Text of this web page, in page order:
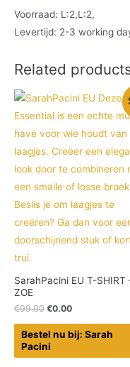
Voorraad: L:2,L:2,
Levertijd: 2-3 working
Related
SarahPacini EU T-SHIRT
ZOE
€99.00 €0.00
Bestel nu bij: Sarah
Pacini